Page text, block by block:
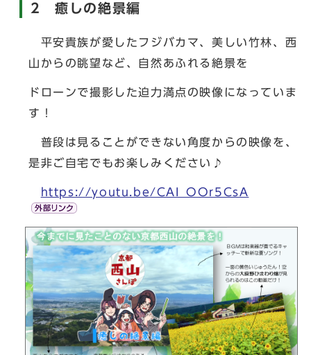
2 癒しの絶景編
平安貴族が愛したフジバカマ、美しい竹林、西
山からの眺望など、自然あふれる絶景を
ドローンで撮影した迫力満点の映像になっていま
す！
普段は見ることができない角度からの映像を、
是非ご自宅でもお楽しみください♪
https://youtu.be/CAI_OOr5CsA